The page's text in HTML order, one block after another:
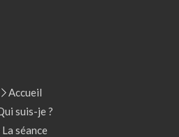
Accueil
suis-je ?
La séance